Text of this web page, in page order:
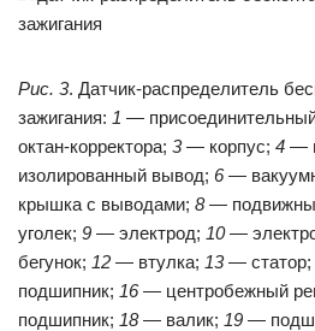
Рис. 3. Датчик-распределитель
зажигания: 1 —
октан-корректора; 3— корпус; 4 —
изолированный вывод; 6—
крышка с выводами; 8—
уголек; 9 — электрод; 10—
бегунок; 12 — втулка; 13— статор;
подшипник; 16— центробежный
подшипник; 18— валик; 19 —